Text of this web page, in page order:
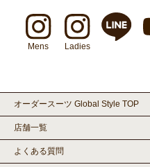
Mens Ladies
オーダースーツ Global Style TOP
店舗一覧
よくある質問